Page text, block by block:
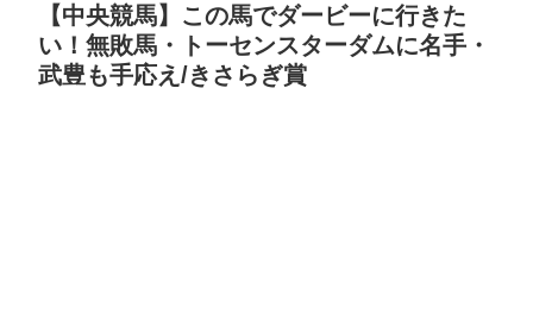
【中央競馬】この馬でダービーに行きた
い！無敗馬・トーセンスターダムに名手・
武豊も手応え/きさらぎ賞